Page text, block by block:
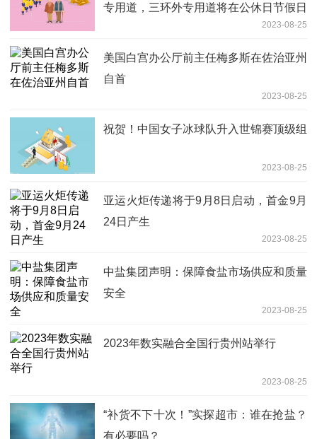
专用道，三环外专用道将在公休日节假日
放开！HICOOL 2023全球创业者峰会明
日开幕！
2023-08-25
美国白宫办公厅前主任梅多斯在佐治亚州
自首
2023-08-25
祝贺！中国女子冰球队升入世锦赛顶级组
2023-08-25
亚运火炬传递将于9月8日启动，首金9月
24日产生
2023-08-25
中盐集团声明：保障食盐市场供应和质量
安全
2023-08-25
2023年数实融合全国行贵州站举行
2023-08-25
“补货不下十次！”实探超市：谁在抢盐？
有必要吗？